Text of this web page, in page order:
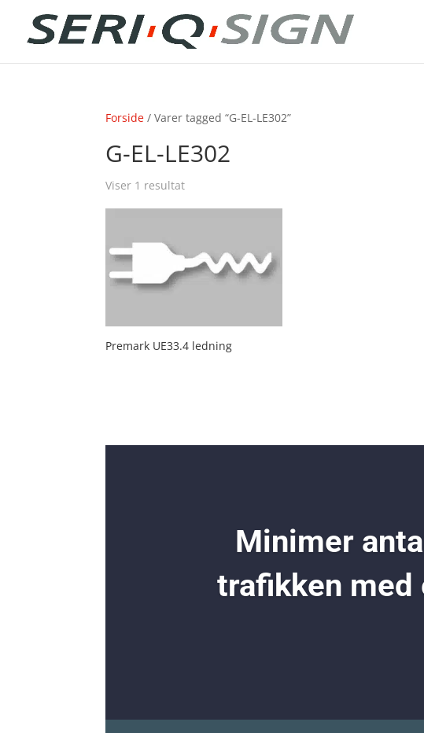
Forside / Varer tagged “G-EL-LE302”
G-EL-LE302
Viser 1 resultat
Premark UE33.4 ledning
Minimer
trafikken